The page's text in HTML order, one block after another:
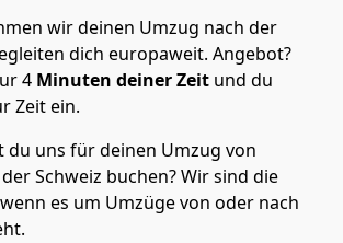
wir deinen Umzug nach der
dich europaweit. Angebot?
4 Minuten deiner Zeit und du
Zeit ein.
du uns für deinen Umzug von
Schweiz buchen? Wir sind die
es um Umzüge von oder nach